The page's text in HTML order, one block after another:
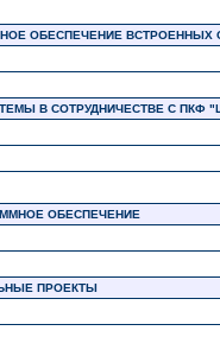
ОБЕСПЕЧЕНИЕ ВСТРОЕННЫХ
В СОТРУДНИЧЕСТВЕ С ПКФ
ОБЕСПЕЧЕНИЕ
ПРОЕКТЫ